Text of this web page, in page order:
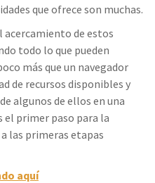
que ofrece son muchas.
de estos
todo lo que pueden
más que un navegador
de recursos disponibles y
algunos de ellos en una
el primer paso para la
las primeras etapas
aquí